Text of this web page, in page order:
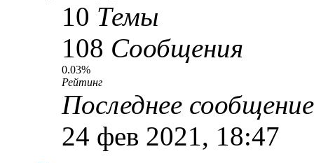
10 Темы
108 Сообщения
0.03%
Рейтинг
Последнее сообщение
24 фев 2021, 18:47